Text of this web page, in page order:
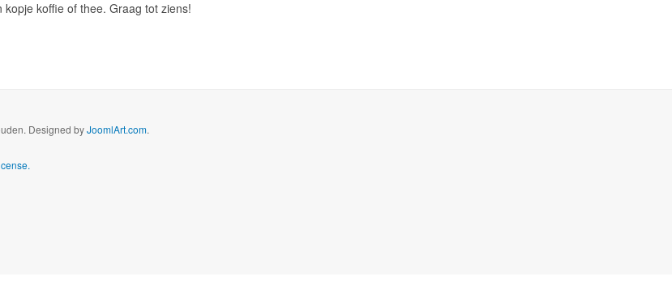
koffie of thee. Graag tot ziens!
Designed byJoomlArt.com.